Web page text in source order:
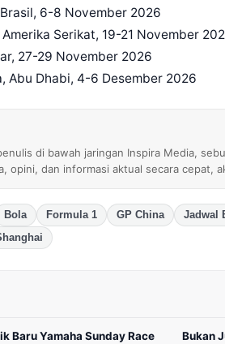
6-8 November 2026
Amerika Serikat, 19-21 November
27-29 November 2026
Abu Dhabi, 4-6 Desember 2026
di bawah jaringan Inspira Media,
opini, dan informasi aktual secara cepat,
Bola Formula 1 GP China Jadwal
Baru Yamaha Sunday Race
Bukan